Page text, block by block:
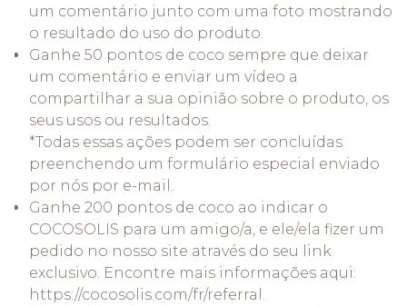
um comentário junto com uma foto mostrando
o resultado do uso do produto.
Ganhe 50 pontos de coco sempre que deixar
um comentário e enviar um vídeo a
compartilhar a sua opinião sobre o produto, os
seus usos ou resultados.
*Todas essas ações podem ser concluídas
preenchendo um formulário especial enviado
por nós por e-mail.
Ganhe 200 pontos de coco ao indicar o
COCOSOLIS para um amigo/a, e ele/ela fizer um
pedido no nosso site através do seu link
exclusivo. Encontre mais informações aqui:
https://cocosolis.com/fr/referral.